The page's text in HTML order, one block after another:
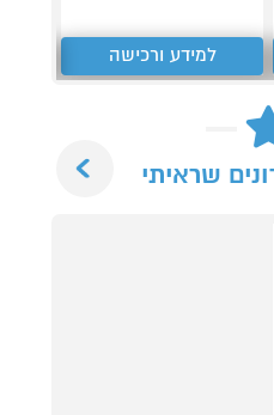
למידע ורכישה
שראיתי